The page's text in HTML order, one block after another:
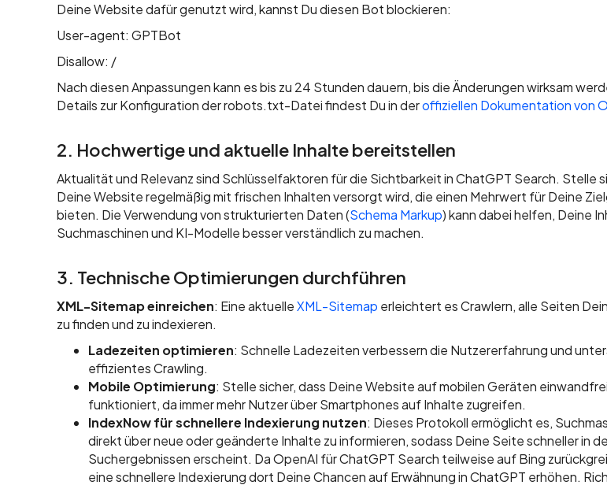
Deine Website dafür genutzt wird, kannst Du diesen Bot blockieren:
User-agent: GPTBot
Disallow: /
Nach diesen Anpassungen kann es bis zu 24 Stunden dauern, bis die Änderungen wirksam
Details zur Konfiguration der robots.txt-Datei findest Du in deroffiziellen Dokumentation von
2. Hochwertige und aktuelle Inhalte bereitstellen
Aktualität und Relevanz sind Schlüsselfaktoren für die Sichtbarkeit in ChatGPT Search. Stelle
Deine Website regelmäßig mit frischen Inhalten versorgt wird, die einen Mehrwert für Deine
bieten. Die Verwendung von strukturierten Daten (Schema Markup) kann dabei helfen, Deine
Suchmaschinen und KI-Modelle besser verständlich zu machen.
3. Technische Optimierungen durchführen
XML-Sitemap einreichen: Eine aktuelleXML-Sitemap erleichtert es Crawlern, alle Seiten
zu finden und zu indexieren.
Ladezeiten optimieren: Schnelle Ladezeiten verbessern die Nutzererfahrung und
effizientes Crawling.
Mobile Optimierung: Stelle sicher, dass Deine Website auf mobilen Geräten einwandfrei
funktioniert, da immer mehr Nutzer über Smartphones auf Inhalte zugreifen.
IndexNow für schnellere Indexierung nutzen: Dieses Protokoll ermöglicht es,
direkt über neue oder geänderte Inhalte zu informieren, sodass Deine Seite schneller in
Suchergebnissen erscheint. Da OpenAI für ChatGPT Search teilweise auf Bing
eine schnellere Indexierung dort Deine Chancen auf Erwähnung in ChatGPT erhöhen.